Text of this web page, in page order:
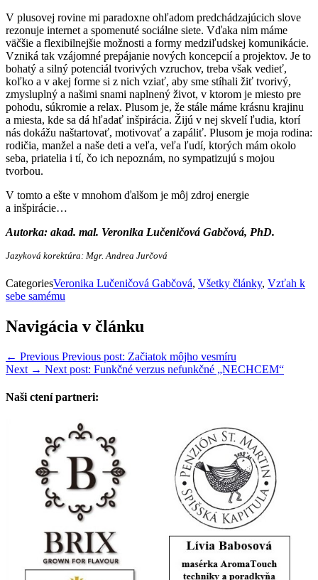
V plusovej rovine mi paradoxne ohľadom predchádzajúcich slove
rezonuje internet a spomenuté sociálne siete. Vďaka nim máme
väčšie a flexibilnejšie možnosti a formy medziľudskej komunikácie.
Vzniká tak vzájomné prepájanie nových koncepcií a projektov. Je to
bohatý a silný potenciál tvorivých vzruchov, treba však vedieť,
koľko a v akej forme si z nich vziať, aby sme stíhali žiť tvorivý,
zmysluplný a našimi snami naplnený život, v ktorom je miesto pre
pohodu, súkromie a relax. Plusom je, že stále máme krásnu krajinu
a miesta, kde sa dá hľadať inšpirácia. Žijú v nej skvelí ľudia, ktorí
nás dokážu naštartovať, motivovať a zapáliť. Plusom je moja rodina:
rodičia, manžel a naše deti a veľa, veľa ľudí, ktorých mám okolo
seba, priatelia i tí, čo ich nepoznám, no sympatizujú s mojou
tvorbou.
V tomto a ešte v mnohom ďalšom je môj zdroj energie
a inšpirácie…
Autorka: akad. mal. Veronika Lučeničová Gabčová, PhD.
Jazyková korektúra: Mgr. Andrea Jurčová
CategoriesVeronika Lučeničová Gabčová, Všetky články, Vzťah k
sebe samému
Navigácia v článku
← Previous Previous post: Začiatok môjho vesmíru
Next → Next post: Funkčné verzus nefunkčné „NECHCEM“
Naši ctení partneri: